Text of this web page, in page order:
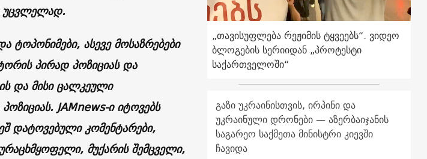
უცვლელად.
ტოპონიმები, ასევე მოსაზრებები
პირად პოზიციას და
და მისი ცალკეული
JAMnews-ი იტოვებს
დატოვებული კომენტარები,
მუქარის შემცველი,
„თავისუფლება რეჟიმის ტყვეებს“. ვიდეო
ბლოგების სერიიდან „პროტესტი
საქართველოში“
გაზი უკრაინისთვის, ირპინი და
უკრაინული დრონები — აზერბაიჯანის
საგარეო საქმეთა მინისტრი კიევში
ჩავიდა